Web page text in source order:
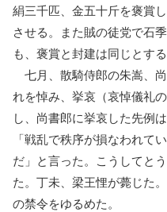
絹三千匹、金五十斤を褒賞
させる。また賊の徒党で石
も、褒賞と封建は同じとする
七月、散騎侍郎の朱嵩、
れを悼み、挙哀（哀悼儀礼
し、尚書郎に挙哀した先例
「戦乱で秩序が損なわれて
だ」と言った。こうしてと
た。丁未、梁王悝が薨じた
の禁令をゆるめた。